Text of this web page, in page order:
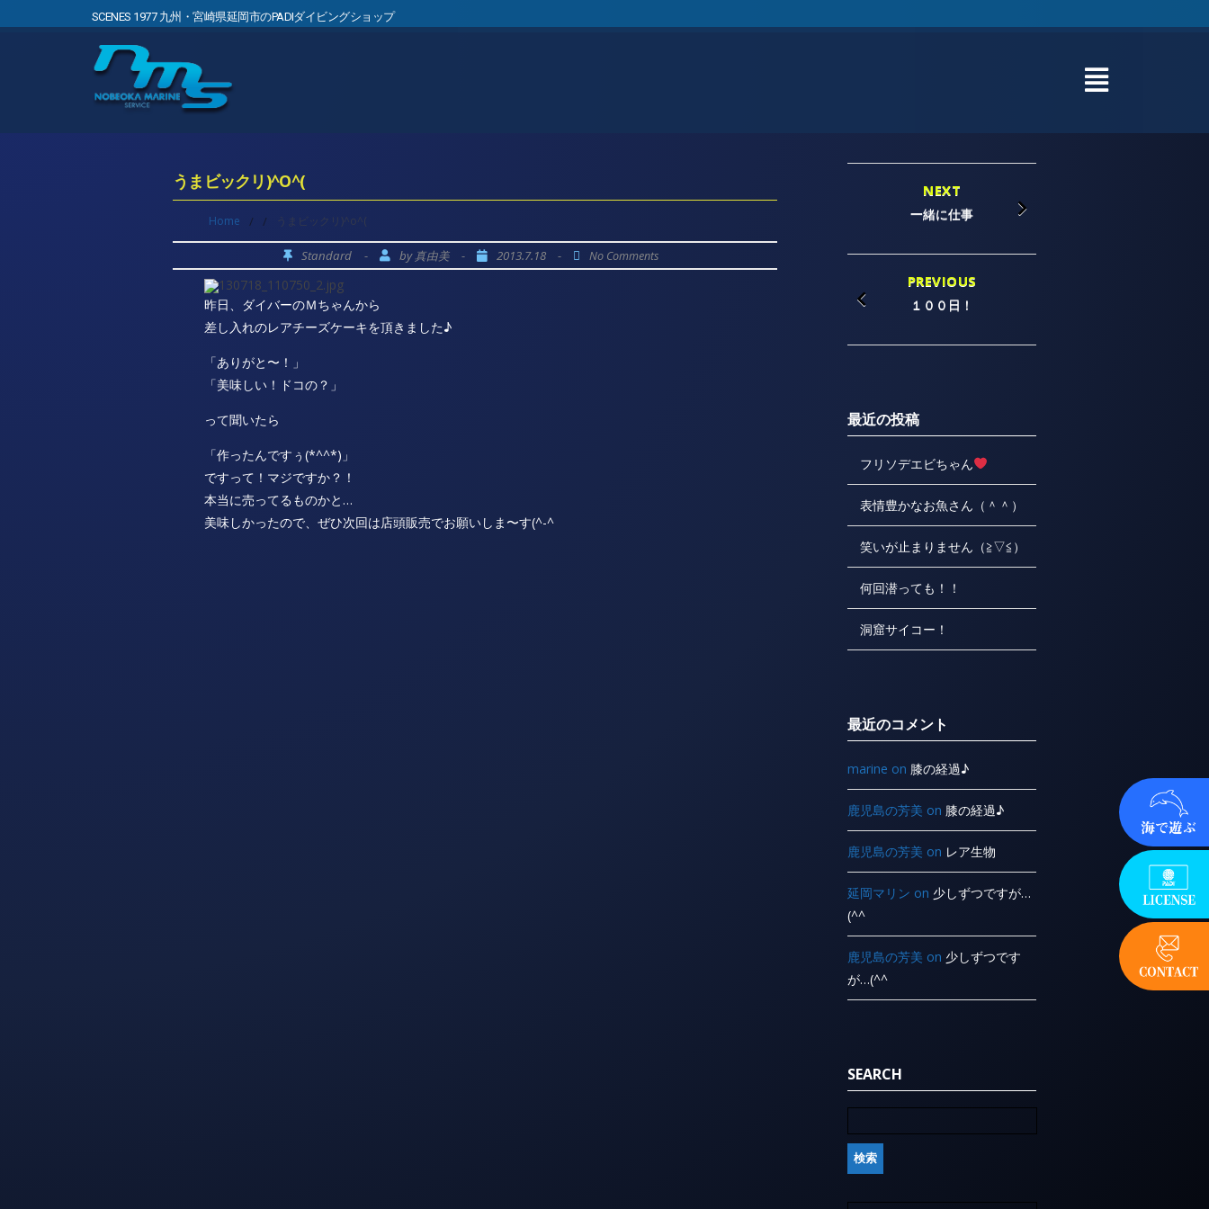
SCENES 1977 九州・宮崎県延岡市のPADIダイビングショップ
うまビックリ)^O^(
Home / / うまビックリ)^o^(
Standard - by真由美 - 2013.7.18 - No Comments
昨日、ダイバーのＭちゃんから
差し入れのレアチーズケーキを頂きました♪
「ありがと〜！」
「美味しい！ドコの？」
って聞いたら
「作ったんですぅ(*^^*)」
ですって！マジですか？！
本当に売ってるものかと…
美味しかったので、ぜひ次回は店頭販売でお願いしま〜す(^-^ゞ
NEXT
一緒に仕事
PREVIOUS
１００日！
最近の投稿
フリソデエビちゃん
表情豊かなお魚さん（＾＾）
笑いが止まりません（≧▽≦）
何回潜っても！！
洞窟サイコー！
最近のコメント
marine on 膝の経過♪
鹿児島の芳美 on 膝の経過♪
鹿児島の芳美 on レア生物
延岡マリン on 少しずつですが…
(^^ ゞ
鹿児島の芳美 on 少しずつです
が…(^^ ゞ
SEARCH